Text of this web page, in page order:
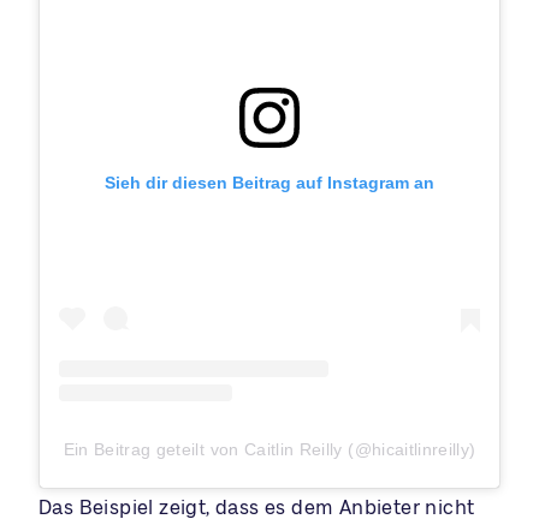
Sieh dir diesen Beitrag auf Instagram an
Ein Beitrag geteilt von Caitlin Reilly (@hicaitlinreilly)
Das Beispiel zeigt, dass es dem Anbieter nicht